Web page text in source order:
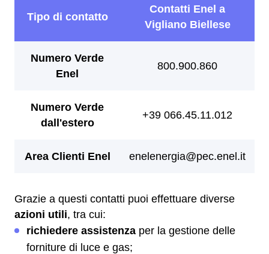
Grazie a questi contatti puoi effettuare diverse
azioni utili, tra cui:
richiedere assistenza per la gestione delle
forniture di luce e gas;